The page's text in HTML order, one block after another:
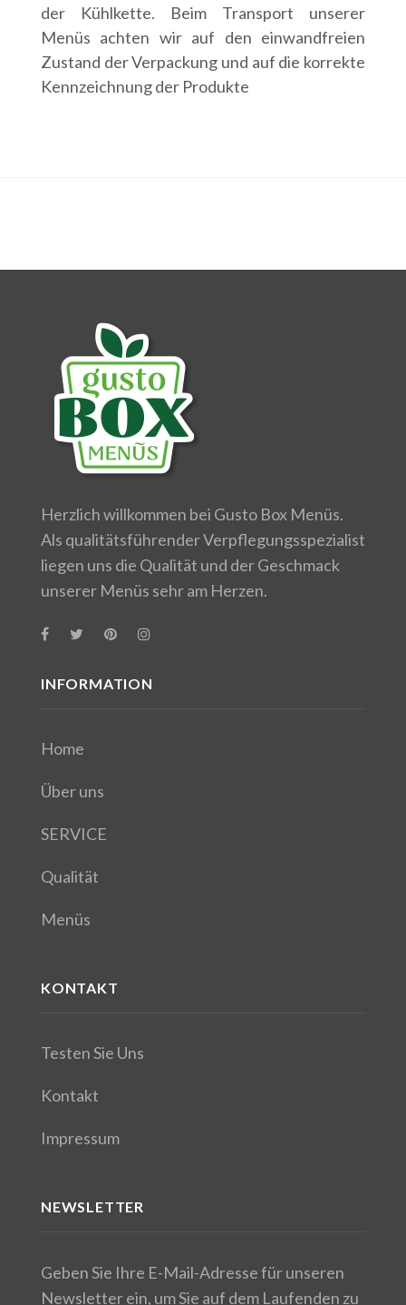
der Kühlkette. Beim Transport unserer
Menüs achten wir auf den einwandfreien
Zustand der Verpackung und auf die korrekte
Kennzeichnung der Produkte
Herzlich willkommen bei Gusto Box Menüs.
Als qualitätsführender Verpflegungsspezialist
liegen uns die Qualität und der Geschmack
unserer Menüs sehr am Herzen.
INFORMATION
Home
Über uns
SERVICE
Qualität
Menüs
KONTAKT
Testen Sie Uns
Kontakt
Impressum
NEWSLETTER
Geben Sie Ihre E-Mail-Adresse für unseren
Newsletter ein, um Sie auf dem Laufenden zu